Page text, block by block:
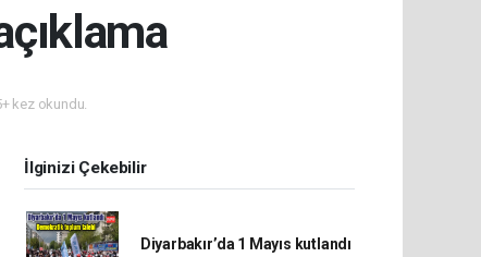
kez okundu.
İlginizi Çekebilir
Diyarbakır’da 1 Mayıs kutlandı